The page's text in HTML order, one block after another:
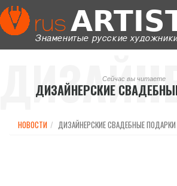
Сейчас вы читаете
ДИЗАЙНЕРСКИЕ
НОВОСТИ ДИЗАЙНЕРСКИЕ СВАДЕБНЫЕ ПОДАРКИ